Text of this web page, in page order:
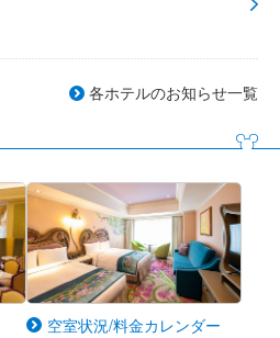
各ホテルのお知らせ一覧
空室状況/料金カレンダー